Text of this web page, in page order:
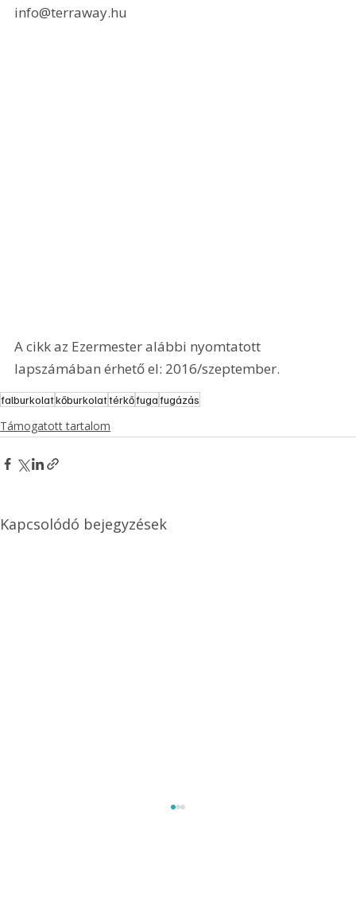
info@terraway.hu
A cikk az Ezermester alábbi nyomtatott
lapszámában érhető el: 2016/szeptember.
falburkolatkőburkolattérkőfugafugázás
Támogatott tartalom
Kapcsolódó bejegyzések